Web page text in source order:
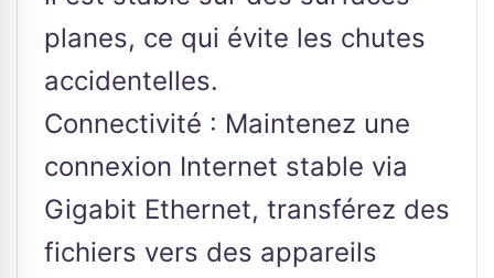
planes, ce qui évite les chutes
accidentelles.
Connectivité : Maintenez une
connexion Internet stable via
Gigabit Ethernet, transférez des
fichiers vers des appareils